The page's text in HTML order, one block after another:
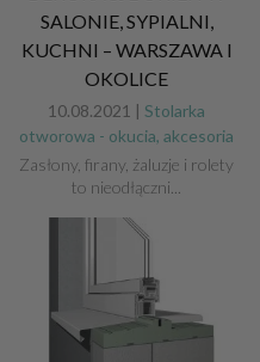
SALONIE, SYPIALNI,
KUCHNI – WARSZAWA I
OKOLICE
10.08.2021 | Stolarka
otworowa - okucia, akcesoria
Zasłony, firany, żaluzje i rolety
to nieodłączni...